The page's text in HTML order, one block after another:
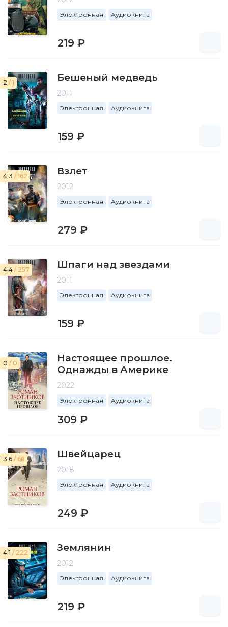
Электронная Аудиокнига
219 ₽
2 / 1 Бешеный медведь
2011
Электронная Аудиокнига
159 ₽
4.3 / 162 Взлет
2012
Электронная Аудиокнига
279 ₽
4.4 / 257 Шпаги над звездами
2011
Электронная Аудиокнига
159 ₽
0 / 0
Настоящее прошлое.
Однажды в Америке
2022
Электронная Аудиокнига
309 ₽
3.6 / 68 Швейцарец
2018
Электронная Аудиокнига
249 ₽
4.1 / 222 Землянин
2012
Электронная Аудиокнига
219 ₽